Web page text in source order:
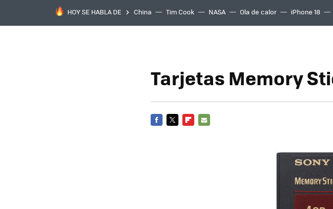
HOY SE HABLA DE China Tim Cook NASA Ola de calor iPhone 18
Tarjetas Memory